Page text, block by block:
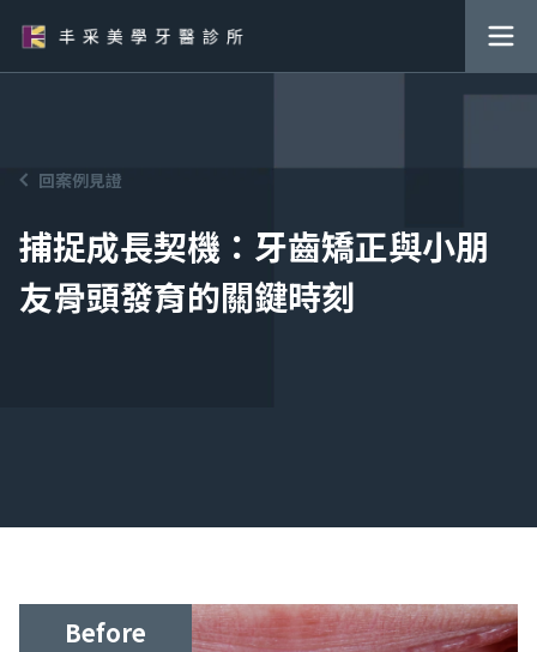
回案例見證
捕捉成長契機：牙齒矯正與小朋
友骨頭發育的關鍵時刻
Before